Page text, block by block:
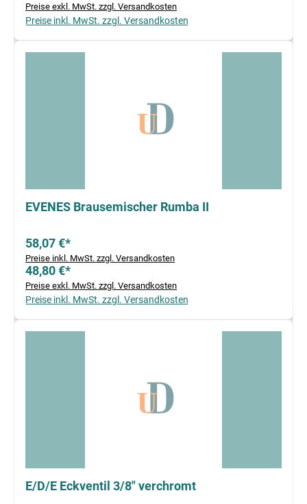
Preise exkl. MwSt. zzgl. Versandkosten
Preise inkl. MwSt. zzgl. Versandkosten
EVENES Brausemischer Rumba II
58,07 €*
Preise inkl. MwSt. zzgl. Versandkosten
48,80 €*
Preise exkl. MwSt. zzgl. Versandkosten
Preise inkl. MwSt. zzgl. Versandkosten
E/D/E Eckventil 3/8" verchromt